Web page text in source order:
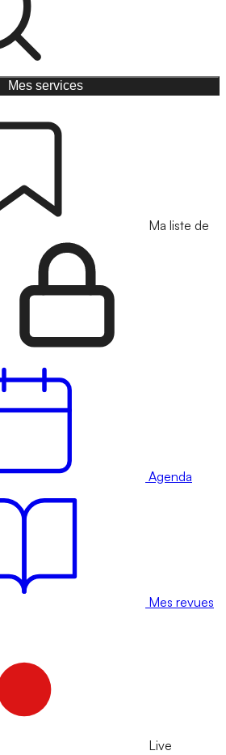
Mes services
Ma liste de
Agenda
Mes revues
Live